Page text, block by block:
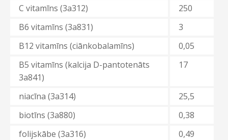
C vitamīns (3a312)
250
B6 vitamīns (3a831)
3
B12 vitamīns (ciānkobalamīns)
0,05
B5 vitamīns (kalcija D-pantotenāts
3a841)
17
niacīna (3а314)
25,5
biotīns (3а880)
0,38
folijskābe (3а316)
0,49